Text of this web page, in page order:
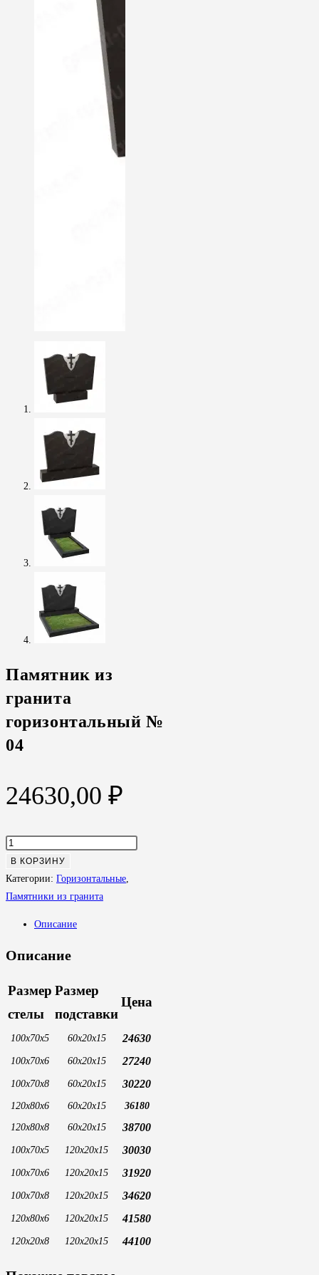
Памятник из
гранита
горизонтальный №
04
24630,00 ₽
Количество
товара
Памятник
из
горизонтальный
№
В КОРЗИНУ
Категории: Горизонтальные
Памятники из гранита
Описание
Описание
Размер
стелы
Размер
подставки
Цена
100х70х5 60х20х15 24630
100х70х6 60х20х15 27240
100х70х8 60х20х15 30220
120х80х6 60х20х15
36180
120х80х8
60х20х15 38700
100х70х5 120х20х15 30030
100х70х6 120х20х15 31920
100х70х8 120х20х15 34620
120х80х6 120х20х15 41580
120х20х8 120х20х15 44100